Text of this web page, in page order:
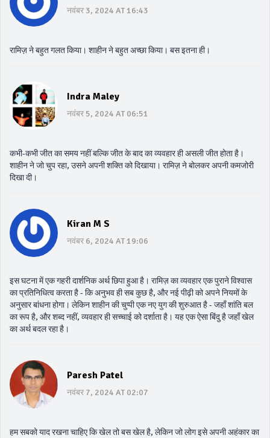
नवंबर 3, 2024 AT 16:43
रामिज़ ने बहुत गलत किया। शाहीन ने बहुत अच्छा किया। बस इतना ही।
Indra Maley
नवंबर 5, 2024 AT 06:51
कभी-कभी जीत का समय नहीं बल्कि जीत के बाद का व्यवहार ही असली जीत होता है।
शाहीन ने जो चुप रहा, उसने अपनी शक्ति को दिखाया। रामिज़ ने बोलकर अपनी कमजोरी
दिखा दी।
Kiran M S
नवंबर 6, 2024 AT 19:06
इस घटना में एक गहरी दार्शनिक अर्थ छिपा हुआ है। रामिज़ का व्यवहार एक पुराने विश्वास
का प्रतिनिधित्व करता है - कि अनुभव ही सब कुछ है, और नई पीढ़ी को अपने नियमों के
अनुसार बांधना होगा। लेकिन शाहीन की चुप्पी एक नए युग की शुरुआत है - जहाँ शांति बल
का रूप है, और शब्द नहीं, व्यवहार ही सच्चाई को दर्शाता है। यह एक ऐसा बिंदु है जहाँ खेल
का अर्थ बदल रहा है।
Paresh Patel
नवंबर 7, 2024 AT 02:07
हम सबको याद रखना चाहिए कि खेल तो बस खेल है, लेकिन जो लोग इसे अपनी अहंकार का